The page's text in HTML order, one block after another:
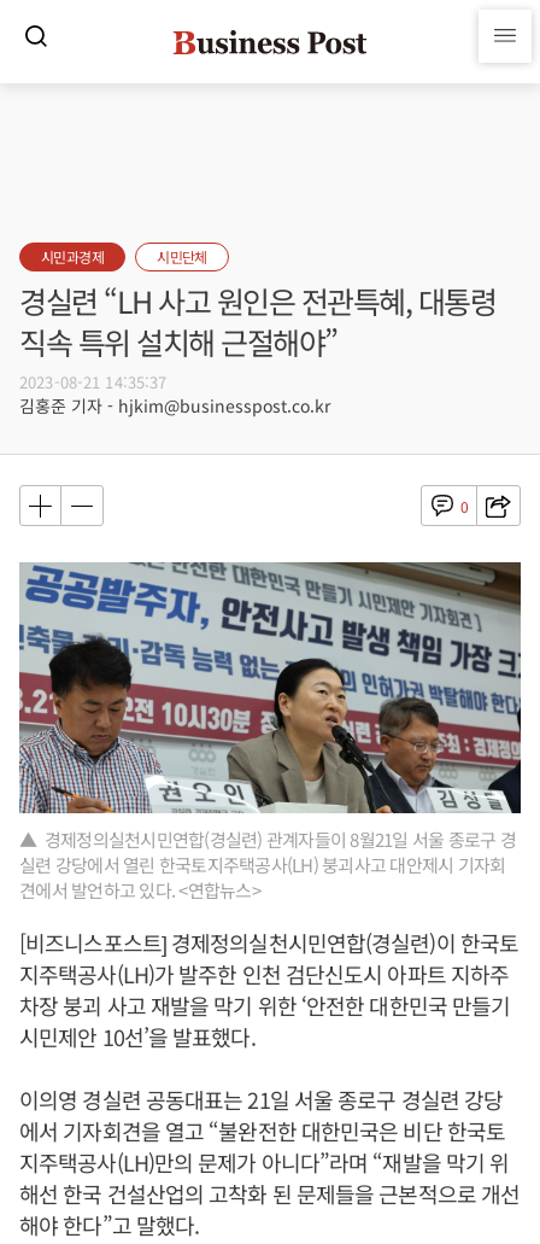
시민과경제 시민단체
경실련 “LH 사고 원인은 전관특혜, 대통령
직속 특위 설치해 근절해야”
2023-08-21 14:35:37
김홍준 기자 - hjkim@businesspost.co.kr
0
▲ 경제정의실천시민연합(경실련) 관계자들이 8월21일 서울 종로구 경
실련 강당에서 열린 한국토지주택공사(LH) 붕괴사고 대안제시 기자회
견에서 발언하고 있다. <연합뉴스>
[비즈니스포스트] 경제정의실천시민연합(경실련)이 한국토
지주택공사(LH)가 발주한 인천 검단신도시 아파트 지하주
차장 붕괴 사고 재발을 막기 위한 ‘안전한 대한민국 만들기
시민제안 10선’을 발표했다.
이의영 경실련 공동대표는 21일 서울 종로구 경실련 강당
에서 기자회견을 열고 “불완전한 대한민국은 비단 한국토
지주택공사(LH)만의 문제가 아니다”라며 “재발을 막기 위
해선 한국 건설산업의 고착화 된 문제들을 근본적으로 개선
해야 한다”고 말했다.